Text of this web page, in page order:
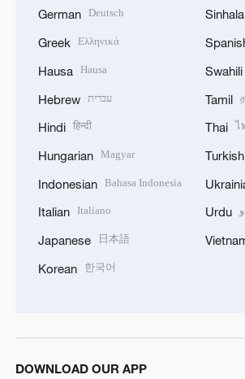
German Deutsch
Greek Ελληνικά
Hausa Hausa
Hebrew עברית
Hindi हिन्दी
Hungarian Magyar
Indonesian Bahasa Indonesia
Italian Italiano
Japanese 日本語
Korean 한국어
Sinhala
Swahili
Tamil
Thai ไ
Turkish
Urdu
DOWNLOAD OUR APP